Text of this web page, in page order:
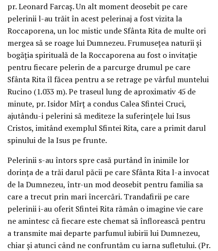
pr. Leonard Farcaș. Un alt moment deosebit pe care
pelerinii l-au trăit în acest pelerinaj a fost vizita la
Roccaporena, un loc mistic unde Sfânta Rita de multe ori
mergea să se roage lui Dumnezeu. Frumusețea naturii și
bogăția spirituală de la Roccaporena au fost o invitație
pentru fiecare pelerin de a parcurge drumul pe care
Sfânta Rita îl făcea pentru a se retrage pe vârful muntelui
Rucino (1.033 m). Pe traseul lung de aproximativ 45 de
minute, pr. Isidor Mîrț a condus Calea Sfintei Cruci,
ajutându-i pelerini să mediteze la suferințele lui Isus
Cristos, imitând exemplul Sfintei Rita, care a primit darul
spinului de la Isus pe frunte.
Pelerinii s-au întors spre casă purtând în inimile lor
dorința de a trăi darul păcii pe care Sfânta Rita l-a invocat
de la Dumnezeu, într-un mod deosebit pentru familia sa
care a trecut prin mari încercări. Trandafirii pe care
pelerinii i-au oferit Sfintei Rita rămân o imagine vie care
ne amintesc că fiecare este chemat să înflorească pentru
a transmite mai departe parfumul iubirii lui Dumnezeu,
chiar și atunci când ne confruntăm cu iarna sufletului. (Pr.